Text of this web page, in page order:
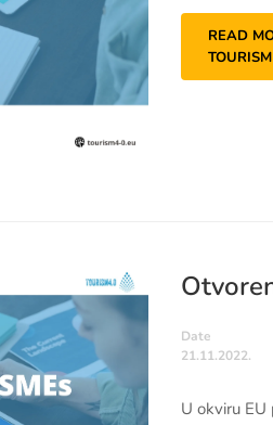
READ
Date
21.11.2022.
U okviru EU